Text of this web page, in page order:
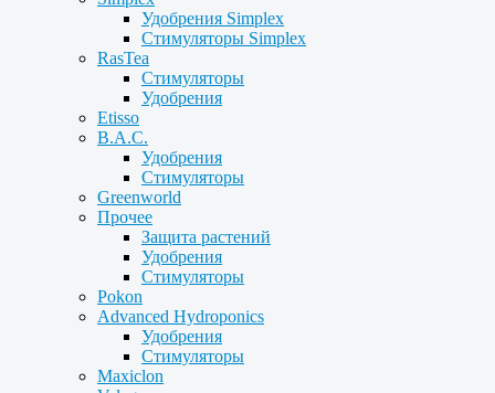
Удобрения Simplex
Стимуляторы Simplex
RasTea
Стимуляторы
Удобрения
Etisso
B.A.C.
Удобрения
Стимуляторы
Greenworld
Прочее
Защита растений
Удобрения
Стимуляторы
Pokon
Advanced Hydroponics
Удобрения
Стимуляторы
Maxiclon